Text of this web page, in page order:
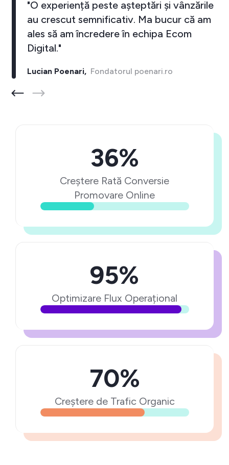
"O experiență peste așteptări și vânzările
au crescut semnificativ. Ma bucur că am
ales să am încredere în echipa Ecom
Digital."
Lucian Poenari,Fondatorul poenari.ro
36%
Creștere Rată Conversie
Promovare Online
95%
Optimizare Flux Operațional
70%
Creștere de Trafic Organic